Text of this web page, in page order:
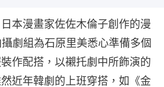
本漫畫家佐佐木倫子創作的漫
劇組為石原里美悉心準備多個
作配搭，以襯托劇中所飾演的
近年韓劇的上班穿搭，如《金